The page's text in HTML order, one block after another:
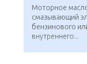
Моторное
смазывающий
бензинового
внутреннего...